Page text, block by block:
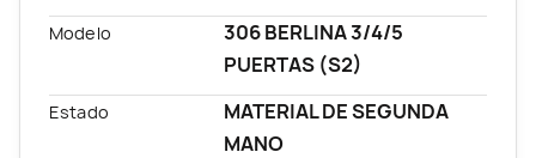
Modelo
306 BERLINA 3/4/5
PUERTAS (S2)
Estado
MATERIAL DE SEGUNDA
MANO